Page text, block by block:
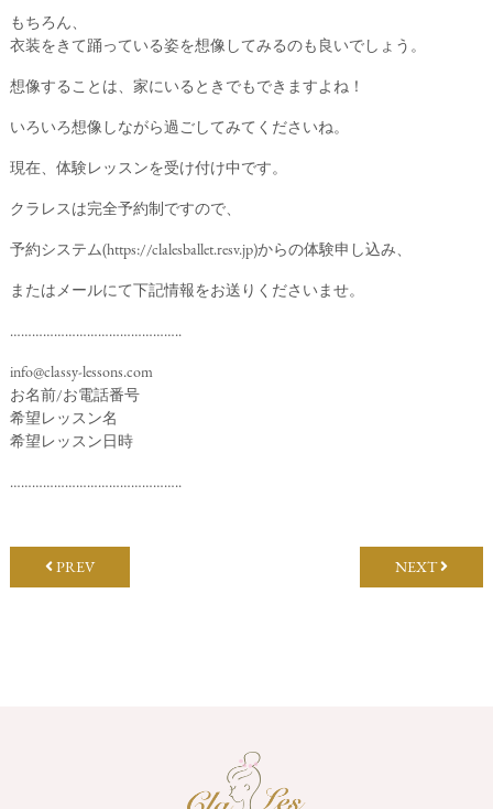
もちろん、
衣装をきて踊っている姿を想像してみるのも良いでしょう。
想像することは、家にいるときでもできますよね！
いろいろ想像しながら過ごしてみてくださいね。
現在、体験レッスンを受け付け中です。
クラレスは完全予約制ですので、
予約システム(https://clalesballet.resv.jp)からの体験申し込み、
またはメールにて下記情報をお送りくださいませ。
………………………………………..
info@classy-lessons.com
お名前/お電話番号
希望レッスン名
希望レッスン日時
………………………………………..
PREV NEXT